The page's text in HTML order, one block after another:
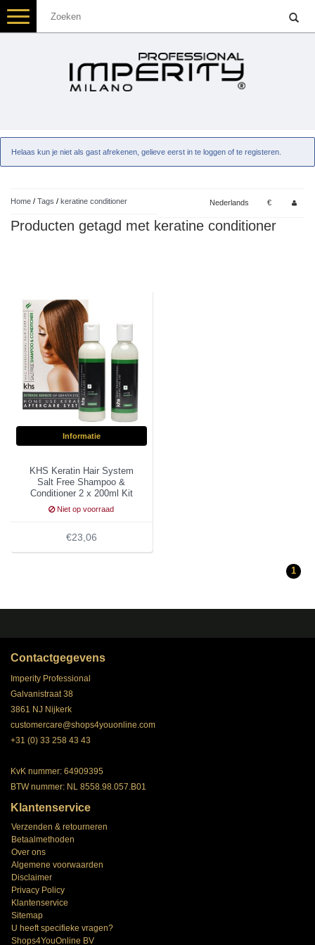
Toggle
navigation
Helaas kun je niet als gast afrekenen, gelieve eerst in te loggen of te registeren.
Home / Tags / keratine conditioner Nederlands €
Producten getagd met keratine conditioner
Informatie
KHS Keratin Hair System
Salt Free Shampoo &
Conditioner 2 x 200ml Kit
Niet op voorraad
€23,06
1
Contactgegevens
Imperity Professional
Galvanistraat 38
3861 NJ Nijkerk
customercare@shops4youonline.com
+31 (0) 33 258 43 43
KvK nummer: 64909395
BTW nummer: NL 8558.98.057.B01
Klantenservice
Verzenden & retourneren
Betaalmethoden
Over ons
Algemene voorwaarden
Disclaimer
Privacy Policy
Klantenservice
Sitemap
U heeft specifieke vragen?
Shops4YouOnline BV